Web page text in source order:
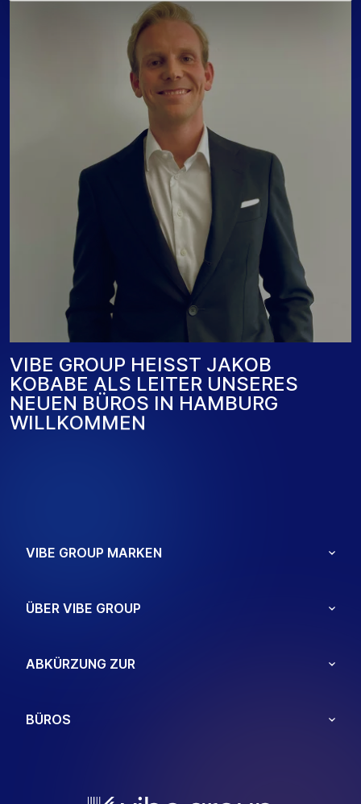
VIBE GROUP HEISS T JAKOB
KOBABE ALS LEITER UNSERES
NEUEN BÜROS IN HAMBURG
WILLKOMMEN
VIBE GROUP MARKEN
ÜBER VIBE GROUP
ABKÜRZUNG ZUR
BÜROS